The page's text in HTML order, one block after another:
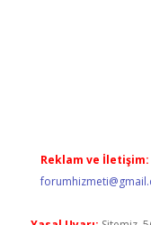
Reklam ve İletişim: